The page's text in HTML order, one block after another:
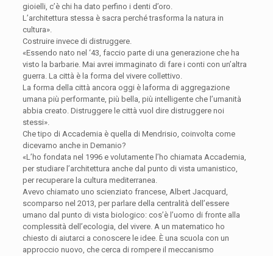
gioielli, c’è chi ha dato perfino i denti d’oro.
L’architettura stessa è sacra perché trasforma la natura in
cultura».
Costruire invece di distruggere.
«Essendo nato nel ‘43, faccio parte di una generazione che ha
visto la barbarie. Mai avrei immaginato di fare i conti con un’altra
guerra. La città è la forma del vivere collettivo.
La forma della città ancora oggi è laforma di aggregazione
umana più performante, più bella, più intelligente che l’umanità
abbia creato. Distruggere le città vuol dire distruggere noi
stessi».
Che tipo di Accademia è quella di Mendrisio, coinvolta come
dicevamo anche in Demanio?
«L’ho fondata nel 1996 e volutamente l’ho chiamata Accademia,
per studiare l’architettura anche dal punto di vista umanistico,
per recuperare la cultura mediterranea.
Avevo chiamato uno scienziato francese, Albert Jacquard,
scomparso nel 2013, per parlare della centralità dell’essere
umano dal punto di vista biologico: cos’è l’uomo di fronte alla
complessità dell’ecologia, del vivere. A un matematico ho
chiesto di aiutarci a conoscere le idee. È una scuola con un
approccio nuovo, che cerca di rompere il meccanismo